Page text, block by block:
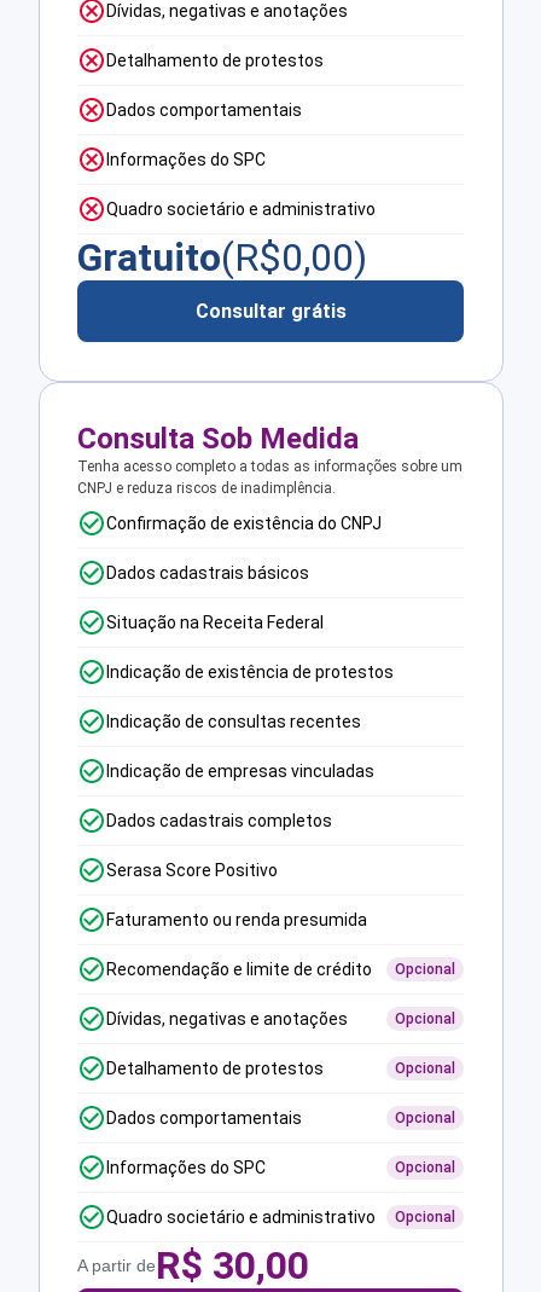
Dívidas, negativas e anotações
Detalhamento de protestos
Dados comportamentais
Informações do SPC
Quadro societário e administrativo
Gratuito(R$0,00)
Consultar grátis
Consulta Sob Medida
Tenha acesso completo a todas as informações sobre um
CNPJ e reduza riscos de inadimplência.
Confirmação de existência do CNPJ
Dados cadastrais básicos
Situação na Receita Federal
Indicação de existência de protestos
Indicação de consultas recentes
Indicação de empresas vinculadas
Dados cadastrais completos
Serasa Score Positivo
Faturamento ou renda presumida
Recomendação e limite de crédito Opcional
Dívidas, negativas e anotações Opcional
Detalhamento de protestos Opcional
Dados comportamentais Opcional
Informações do SPC Opcional
Quadro societário e administrativo Opcional
A partir deR$ 30,00